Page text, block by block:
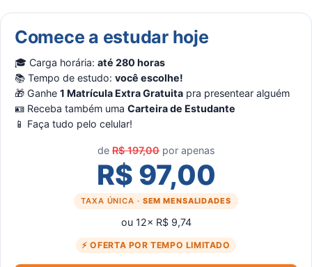
Comece a estudar hoje
🎓 Carga horária: até 280 horas
📚 Tempo de estudo: você escolhe!
🎁 Ganhe 1 Matrícula Extra Gratuita pra presentear alguém
🪪 Receba também uma Carteira de Estudante
📱 Faça tudo pelo celular!
de R$ 197,00 por apenas
R$ 97,00
TAXA ÚNICA · SEM MENSALIDADES
ou 12× R$ 9,74
⚡ OFERTA POR TEMPO LIMITADO